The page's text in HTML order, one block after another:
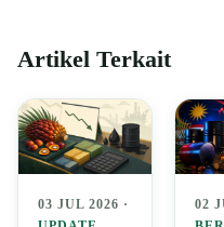
Artikel Terkait
03 JUL 2026 ·
02